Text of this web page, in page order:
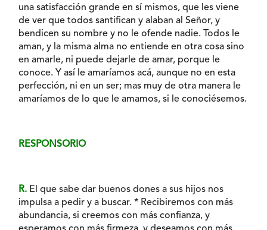
una satisfacción grande en sí mismos, que les viene
de ver que todos santifican y alaban al Señor, y
bendicen su nombre y no le ofende nadie. Todos le
aman, y la misma alma no entiende en otra cosa sino
en amarle, ni puede dejarle de amar, porque le
conoce. Y así le amaríamos acá, aunque no en esta
perfección, ni en un ser; mas muy de otra manera le
amaríamos de lo que le amamos, si le conociésemos.
RESPONSORIO
R. El que sabe dar buenos dones a sus hijos nos
impulsa a pedir y a buscar. * Recibiremos con más
abundancia, si creemos con más confianza, y